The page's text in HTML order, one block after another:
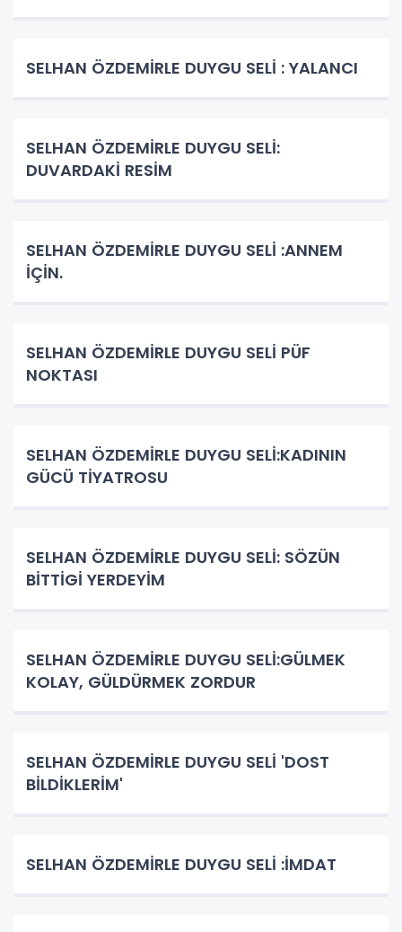
SELHAN ÖZDEMİRLE DUYGU SELİ : YALANCI
SELHAN ÖZDEMİRLE DUYGU SELİ:
DUVARDAKİ RESİM
SELHAN ÖZDEMİRLE DUYGU SELİ :ANNEM
İÇİN.
SELHAN ÖZDEMİRLE DUYGU SELİ PÜF
NOKTASI
SELHAN ÖZDEMİRLE DUYGU SELİ:KADININ
GÜCÜ TİYATROSU
SELHAN ÖZDEMİRLE DUYGU SELİ: SÖZÜN
BİTTİGİ YERDEYİM
SELHAN ÖZDEMİRLE DUYGU SELİ:GÜLMEK
KOLAY, GÜLDÜRMEK ZORDUR
SELHAN ÖZDEMİRLE DUYGU SELİ 'DOST
BİLDİKLERİM'
SELHAN ÖZDEMİRLE DUYGU SELİ :İMDAT